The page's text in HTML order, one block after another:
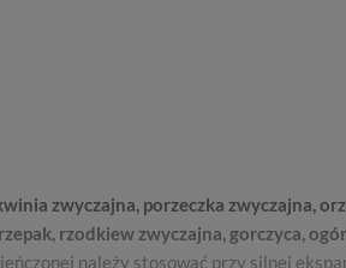
zwyczajna, porzeczka zwyczajna,
rzodkiew zwyczajna, gorczyca,
należy stosować przy silnej